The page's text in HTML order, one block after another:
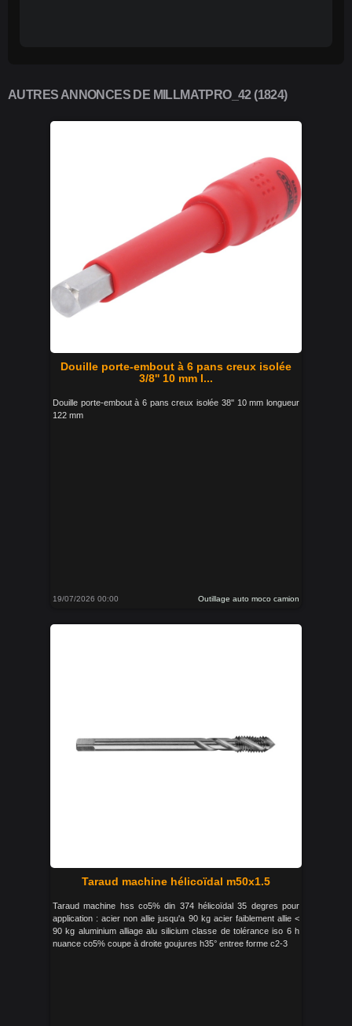
AUTRES ANNONCES DE MILLMATPRO_42 (1824)
Douille porte-embout à 6 pans creux isolée
3/8'' 10 mm l...
Douille porte-embout à 6 pans creux isolée 38'' 10 mm longueur
122 mm
19/07/2026 00:00 Outillage auto moco camion
Taraud machine hélicoïdal m50x1.5
Taraud machine hss co5% din 374 hélicoïdal 35 degres pour
application : acier non allie jusqu'a 90 kg acier faiblement allie <
90 kg aluminium alliage alu silicium classe de tolérance iso 6 h
nuance co5% coupe à droite goujures h35° entree forme c2-3